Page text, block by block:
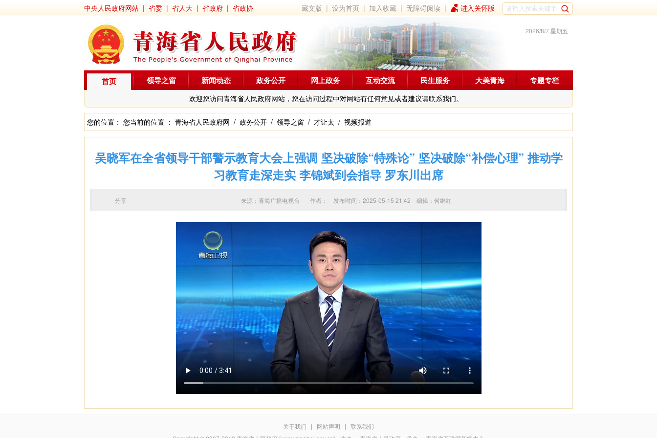
中央人民政府网站 | 省委 | 省人大 | 省政府 | 省政协 藏文版 |设为首页 | 加入收藏 |无障碍阅读 | 进入关怀版
2026/8/7 星期五
首页
欢迎您访问青海省人民政府网站，您在访问过程中对网站有任何意见或者建议请联系我们。
领导之窗 新闻动态 政务公开 网上政务 互动交流 民生服务 大美青海 专题专栏
您的位置： 您当前的位置 ： 青海省人民政府网 / 政务公开 / 领导之窗 / 才让太 / 视频报道
吴晓军在全省领导干部警示教育大会上强调 坚决破除“特殊论” 坚决破除“补偿心理” 推动学
习教育走深走实 李锦斌到会指导 罗东川出席
来源：青海广播电视台 作者： 发布时间：2025-05-15 21:42 编辑：何继红
分享
关于我们 | 网站声明 | 联系我们